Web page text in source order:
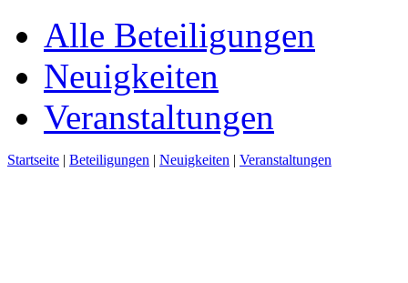
Alle Beteiligungen
Neuigkeiten
Veranstaltungen
Startseite | Beteiligungen | Neuigkeiten | Veranstaltungen